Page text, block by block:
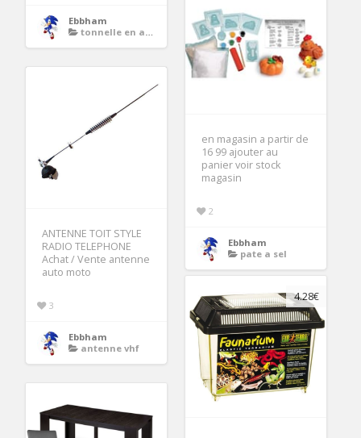
Ebbham
tonnelle en acier
en magasin a partir de
16 99 ajouter au
panier voir stock
magasin
2
Ebbham
pate a sel
ANTENNE TOIT STYLE
RADIO TELEPHONE
Achat / Vente antenne
auto moto
3
Ebbham
antenne vhf
4.28€